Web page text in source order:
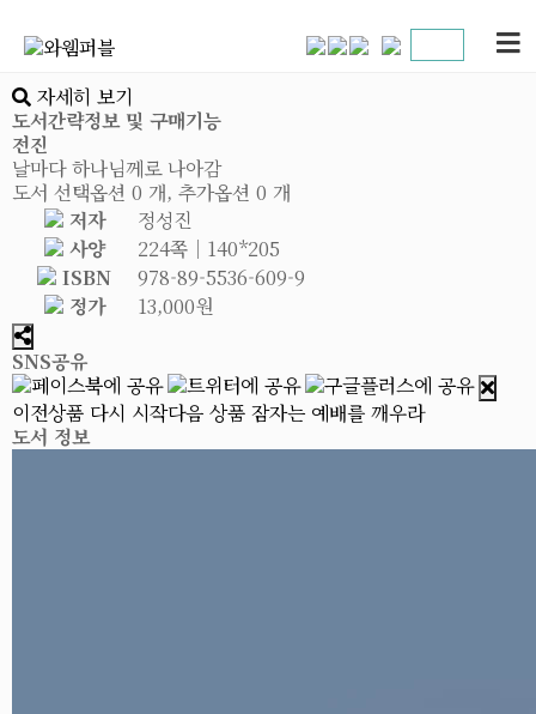
자세히 보기
도서간략정보 및 구매기능
전진
날마다 하나님께로 나아감
도서 선택옵션 0 개, 추가옵션 0 개
저자
정성진
사양
224쪽│140*205
ISBN
978-89-5536-609-9
정가
13,000원
SNS공유
이전상품 다시 시작다음 상품 잠자는 예배를 깨우라
도서 정보